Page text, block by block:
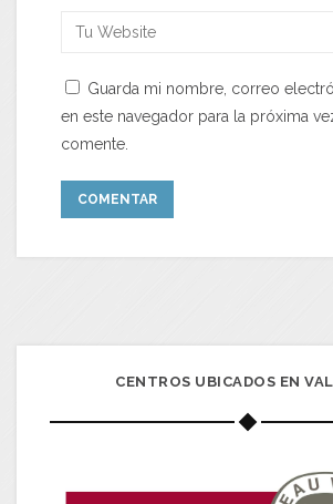
Guarda mi nombre, correo
en este navegador para la próxima
comente.
CENTROS UBICADOS EN